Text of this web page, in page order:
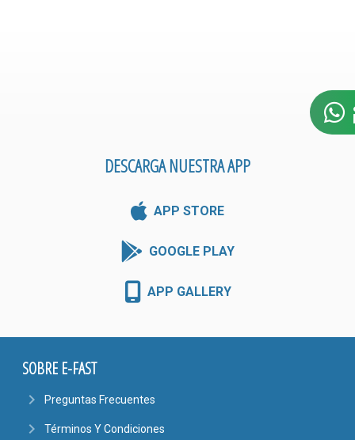
DESCARGA NUESTRA APP
APP STORE
GOOGLE PLAY
APP GALLERY
SOBRE E-FAST
navigate_next Preguntas Frecuentes
navigate_next Términos Y Condiciones